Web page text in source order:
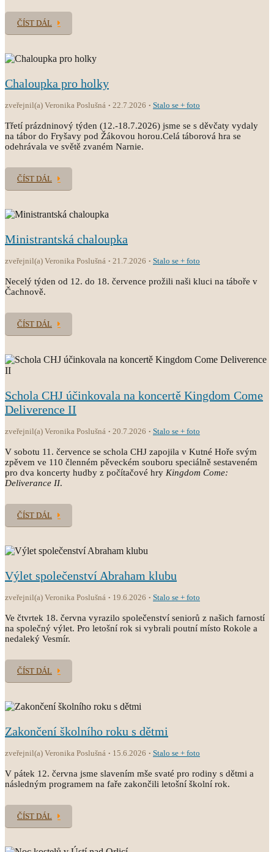
ČÍST DÁL
Chaloupka pro holky
zveřejnil(a) Veronika Poslušná 22.7.2026 Stalo se + foto
Třetí prázdninový týden (12.-18.7.2026) jsme se s děvčaty vydaly
na tábor do Fryšavy pod Žákovou horou.Celá táborová hra se
odehrávala ve světě zvaném Narnie.
ČÍST DÁL
Ministrantská chaloupka
zveřejnil(a) Veronika Poslušná 21.7.2026 Stalo se + foto
Necelý týden od 12. do 18. července prožili naši kluci na táboře v
Čachnově.
ČÍST DÁL
Schola CHJ účinkovala na koncertě Kingdom Come
Deliverence II
zveřejnil(a) Veronika Poslušná 20.7.2026 Stalo se + foto
V sobotu 11. července se schola CHJ zapojila v Kutné Hoře svým
zpěvem ve 110 členném pěveckém souboru speciálně sestaveném
pro dva koncerty hudby z počítačové hry Kingdom Come:
Deliverance II.
ČÍST DÁL
Výlet společenství Abraham klubu
zveřejnil(a) Veronika Poslušná 19.6.2026 Stalo se + foto
Ve čtvrtek 18. června vyrazilo společenství seniorů z našich farností
na společný výlet. Pro letošní rok si vybrali poutní místo Rokole a
nedaleký Vesmír.
ČÍST DÁL
Zakončení školního roku s dětmi
zveřejnil(a) Veronika Poslušná 15.6.2026 Stalo se + foto
V pátek 12. června jsme slavením mše svaté pro rodiny s dětmi a
následným programem na faře zakončili letošní školní rok.
ČÍST DÁL